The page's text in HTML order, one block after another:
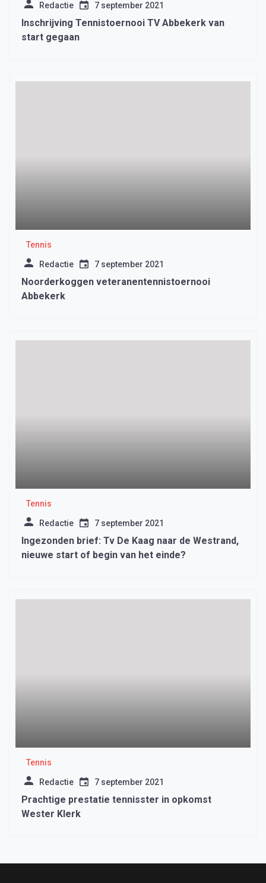
Redactie 7 september 2021
Inschrijving Tennistoernooi TV Abbekerk van
start gegaan
Tennis
Redactie 7 september 2021
Noorderkoggen veteranentennistoernooi
Abbekerk
Tennis
Redactie 7 september 2021
Ingezonden brief: Tv De Kaag naar de Westrand,
nieuwe start of begin van het einde?
Tennis
Redactie 7 september 2021
Prachtige prestatie tennisster in opkomst
Wester Klerk